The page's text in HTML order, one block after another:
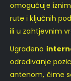
omogućuje
rute i ključnih
ili u zahtjevnim
Ugrađena
određivanje
antenom, čime